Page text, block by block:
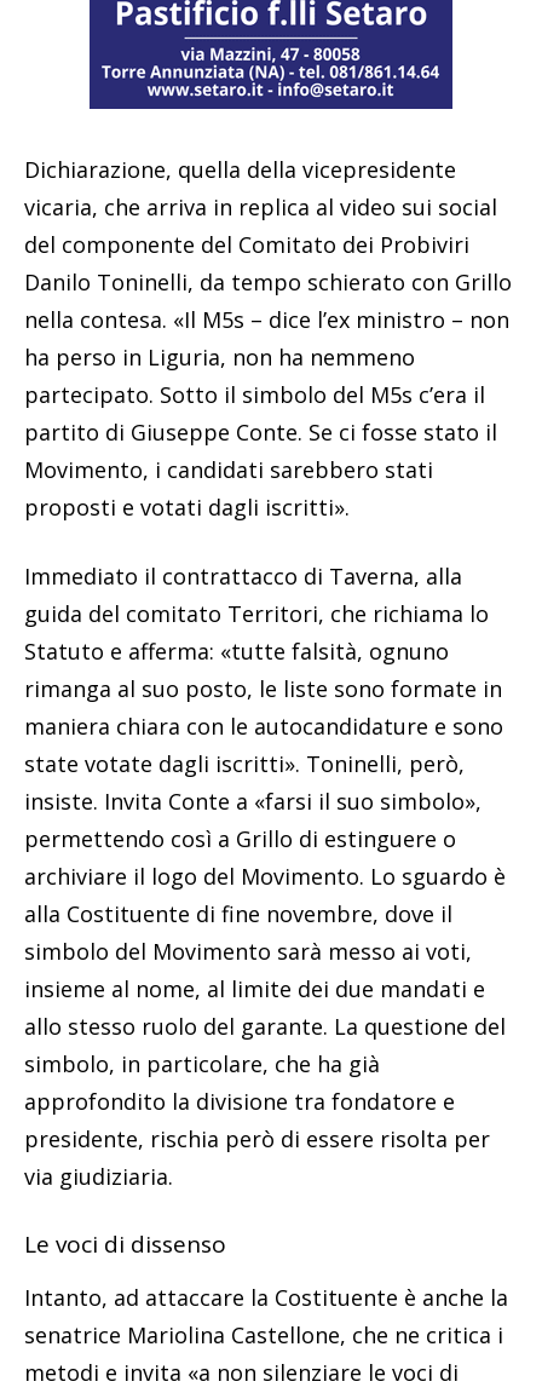
Dichiarazione, quella della vicepresidente
vicaria, che arriva in replica al video sui social
del componente del Comitato dei Probiviri
Danilo Toninelli, da tempo schierato con Grillo
nella contesa. «Il M5s – dice l’ex ministro – non
ha perso in Liguria, non ha nemmeno
partecipato. Sotto il simbolo del M5s c’era il
partito di Giuseppe Conte. Se ci fosse stato il
Movimento, i candidati sarebbero stati
proposti e votati dagli iscritti».
Immediato il contrattacco di Taverna, alla
guida del comitato Territori, che richiama lo
Statuto e afferma: «tutte falsità, ognuno
rimanga al suo posto, le liste sono formate in
maniera chiara con le autocandidature e sono
state votate dagli iscritti». Toninelli, però,
insiste. Invita Conte a «farsi il suo simbolo»,
permettendo così a Grillo di estinguere o
archiviare il logo del Movimento. Lo sguardo è
alla Costituente di fine novembre, dove il
simbolo del Movimento sarà messo ai voti,
insieme al nome, al limite dei due mandati e
allo stesso ruolo del garante. La questione del
simbolo, in particolare, che ha già
approfondito la divisione tra fondatore e
presidente, rischia però di essere risolta per
via giudiziaria.
Le voci di dissenso
Intanto, ad attaccare la Costituente è anche la
senatrice Mariolina Castellone, che ne critica i
metodi e invita «a non silenziare le voci di